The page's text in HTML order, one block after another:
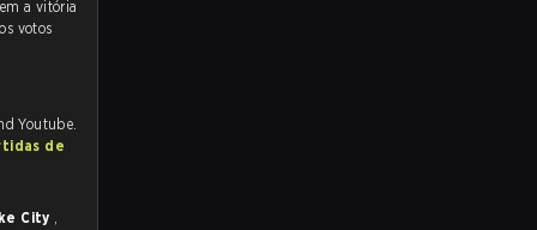
votos
Youtube.
de
City ,